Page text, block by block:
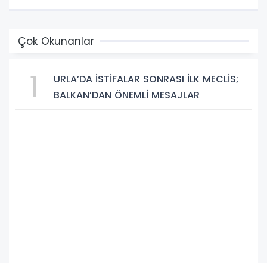
Çok Okunanlar
1
URLA’DA İSTİFALAR SONRASI İLK MECLİS;
BALKAN’DAN ÖNEMLİ MESAJLAR